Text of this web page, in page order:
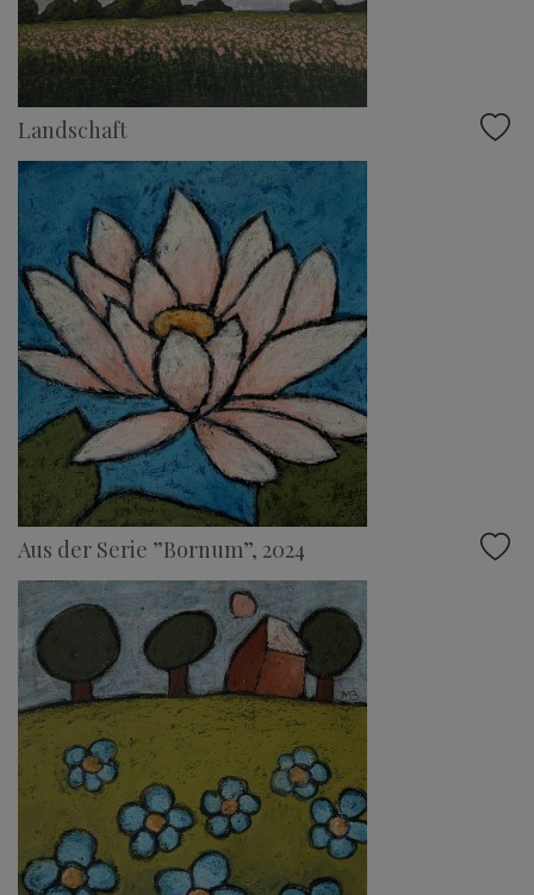
Landschaft
Aus der Serie ”Bornum”, 2024